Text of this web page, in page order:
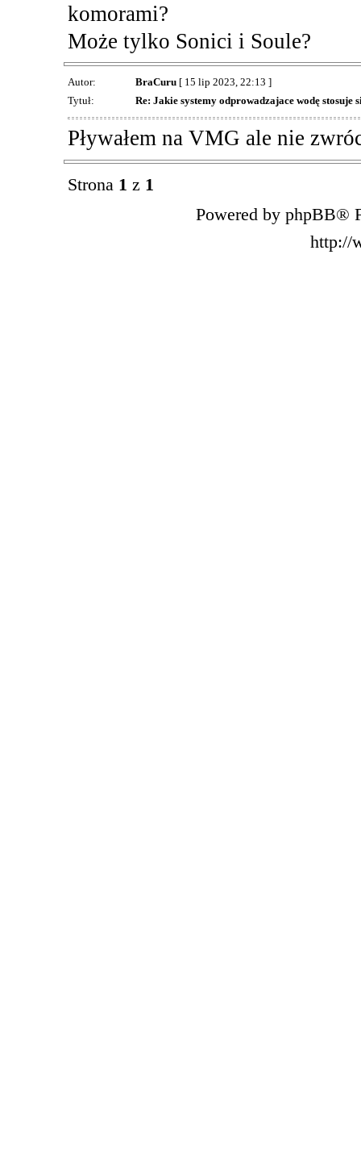
komorami?
Może tylko Sonici i Soule?
Autor: BraCuru[ 15 lip 2023, 22:13 ]
Tytuł:
Re: Jakie systemy odprowadzajace wodę stosuje
Pływałem na VMG ale nie
Strona 1 z 1
Powered by phpBB®
http://